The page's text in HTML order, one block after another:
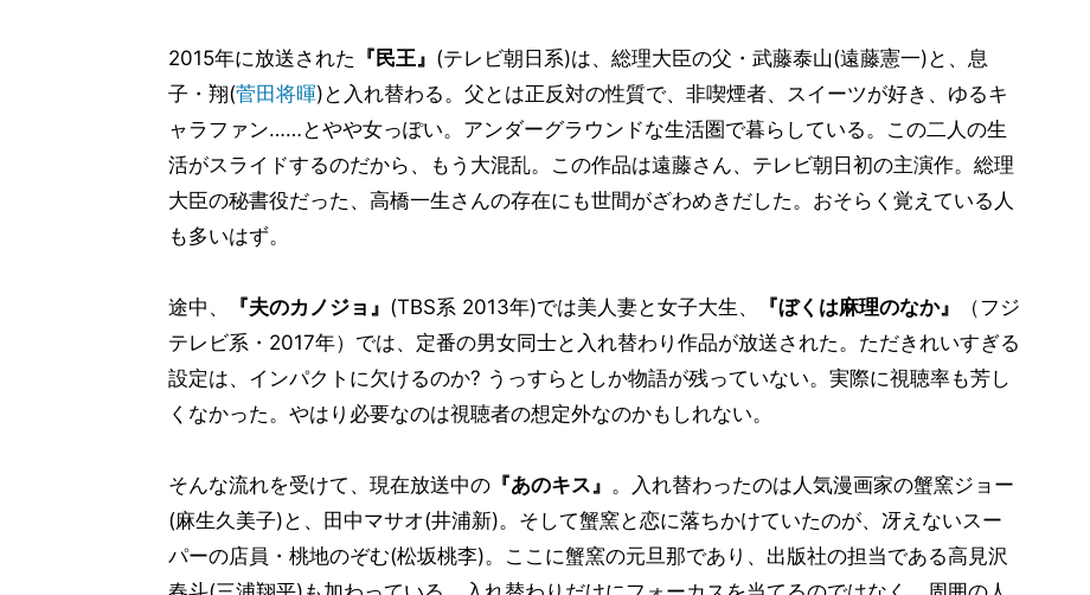
2015年に放送された 『民王』 (テレビ朝日系)は、総理大臣の父・武藤泰山(遠藤憲一)と、息
子・翔(菅田将暉)と入れ替わる。父とは正反対の性質で、非喫煙者、スイーツが好き、ゆるキ
ャラファン……とやや女っぽい。アンダーグラウンドな生活圏で暮らしている。この二人の生
活がスライドするのだから、もう大混乱。この作品は遠藤さん、テレビ朝日初の主演作。総理
大臣の秘書役だった、高橋一生さんの存在にも世間がざわめきだした。おそらく覚えている人
も多いはず。
途中、 『夫のカノジョ』 (TBS系 2013年)では美人妻と女子大生、 『ぼくは麻理のなか』
（フジ
テレビ系・2017年）では、定番の男女同士と入れ替わり作品が放送された。ただきれいすぎる
設定は、インパクトに欠けるのか? うっすらとしか物語が残っていない。実際に視聴率も芳し
くなかった。やはり必要なのは視聴者の想定外なのかもしれない。
そんな流れを受けて、現在放送中の 『あのキス』 。入れ替わったのは人気漫画家の蟹窯ジョー
(麻生久美子)と、田中マサオ(井浦新)。そして蟹窯と恋に落ちかけていたのが、冴えないスー
パーの店員・桃地のぞむ(松坂桃李)。ここに蟹窯の元旦那であり、出版社の担当である高見沢